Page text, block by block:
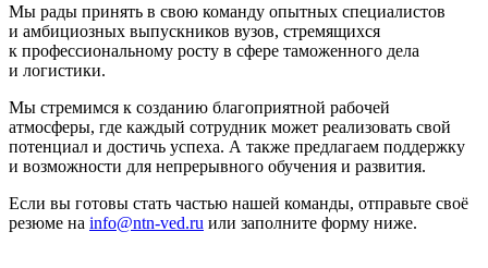
Мы рады принять в свою команду опытных специалистов
и амбициозных выпускников вузов, стремящихся
к профессиональному росту в сфере таможенного дела
и логистики.
Мы стремимся к созданию благоприятной рабочей
атмосферы, где каждый сотрудник может реализовать свой
потенциал и достичь успеха. А также предлагаем поддержку
и возможности для непрерывного обучения и развития.
Если вы готовы стать частью нашей команды, отправьте своё
резюме на info@ntn-ved.ru или заполните форму ниже.